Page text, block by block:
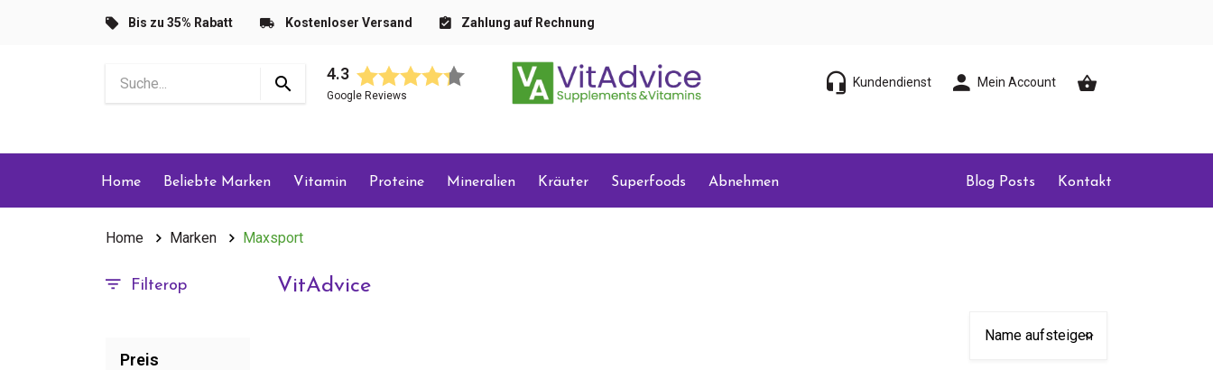
Bis zu 35% Rabatt Kostenloser Versand Zahlung auf Rechnung
4.3
Google Reviews
Kundendienst Mein Account
Home Beliebte Marken Vitamin Proteine Mineralien Kräuter Superfoods Abnehmen Blog Posts Kontakt
Home Marken Maxsport
Filterop
Preis
VitAdvice